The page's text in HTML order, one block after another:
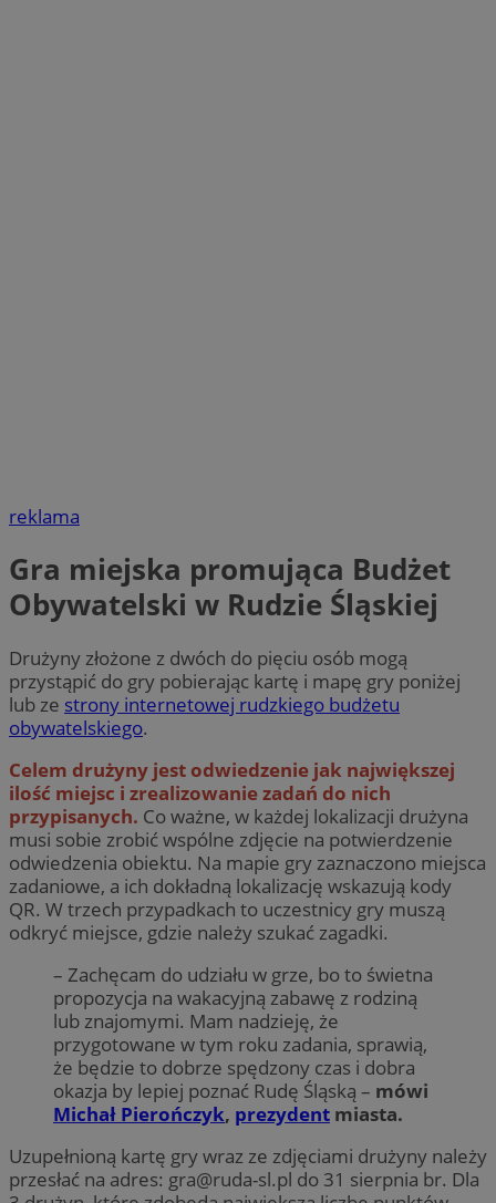
reklama
Gra miejska promująca Budżet
Obywatelski w Rudzie Śląskiej
Drużyny złożone z dwóch do pięciu osób mogą
przystąpić do gry pobierając kartę i mapę gry poniżej
lub ze strony internetowej rudzkiego budżetu
obywatelskiego.
Celem drużyny jest odwiedzenie jak największej
ilość miejsc i zrealizowanie zadań do nich
przypisanych. Co ważne, w każdej lokalizacji drużyna
musi sobie zrobić wspólne zdjęcie na potwierdzenie
odwiedzenia obiektu. Na mapie gry zaznaczono miejsca
zadaniowe, a ich dokładną lokalizację wskazują kody
QR. W trzech przypadkach to uczestnicy gry muszą
odkryć miejsce, gdzie należy szukać zagadki.
– Zachęcam do udziału w grze, bo to świetna
propozycja na wakacyjną zabawę z rodziną
lub znajomymi. Mam nadzieję, że
przygotowane w tym roku zadania, sprawią,
że będzie to dobrze spędzony czas i dobra
okazja by lepiej poznać Rudę Śląską – mówi
Michał Pierończyk, prezydent miasta.
Uzupełnioną kartę gry wraz ze zdjęciami drużyny należy
przesłać na adres: gra@ruda-sl.pl do 31 sierpnia br. Dla